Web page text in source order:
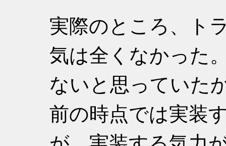
実際のところ、ト
気は全くなかった
ないと思っていた
前の時点では実装